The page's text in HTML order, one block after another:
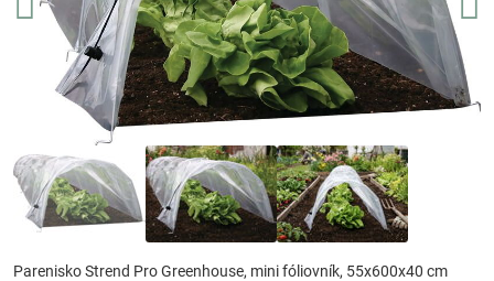
Parenisko Strend Pro Greenhouse, mini fóliovník, 55x600x40 cm